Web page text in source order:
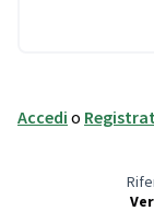
Accedi o